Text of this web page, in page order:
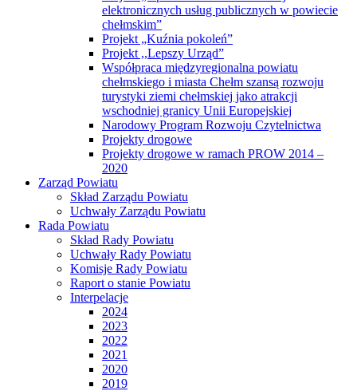
elektronicznych usług publicznych w powiecie
chełmskim”
Projekt „Kuźnia pokoleń”
Projekt ,,Lepszy Urząd”
Współpraca międzyregionalna powiatu
chełmskiego i miasta Chełm szansą rozwoju
turystyki ziemi chełmskiej jako atrakcji
wschodniej granicy Unii Europejskiej
Narodowy Program Rozwoju Czytelnictwa
Projekty drogowe
Projekty drogowe w ramach PROW 2014 –
2020
Zarząd Powiatu
Skład Zarządu Powiatu
Uchwały Zarządu Powiatu
Rada Powiatu
Skład Rady Powiatu
Uchwały Rady Powiatu
Komisje Rady Powiatu
Raport o stanie Powiatu
Interpelacje
2024
2023
2022
2021
2020
2019